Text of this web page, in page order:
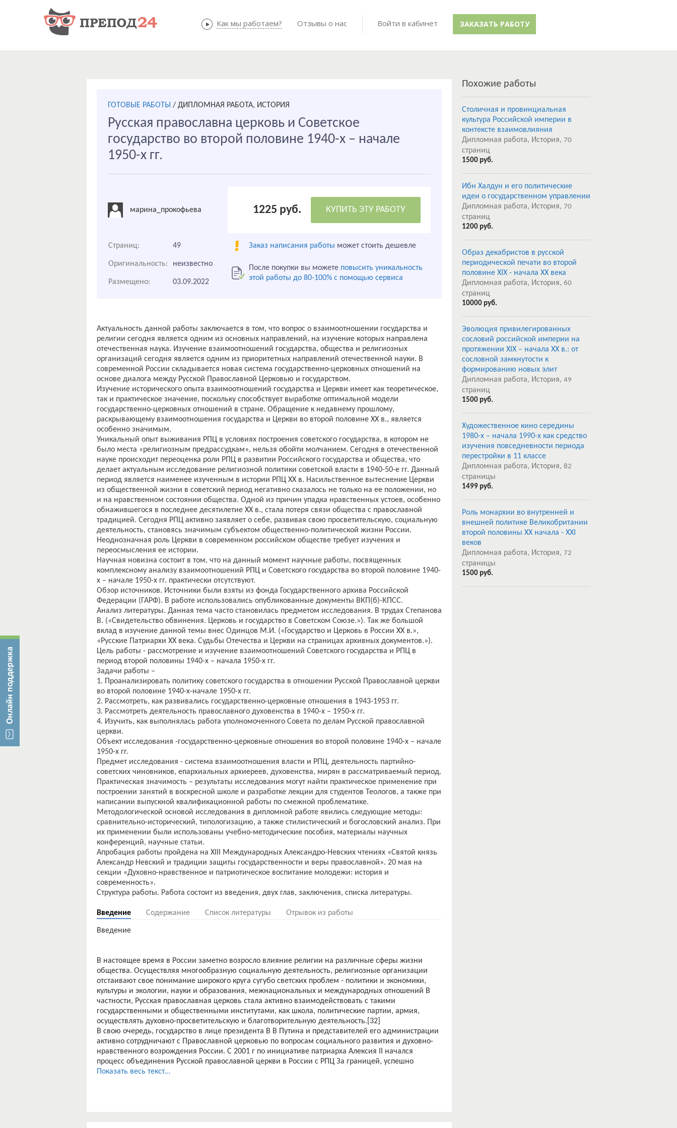
Как мы работаем? Готовые работы
Как мы работаем? Отзывы о нас Войти в кабинет ЗАКАЗАТЬ РАБОТУ
ГОТОВЫЕ РАБОТЫ / ДИПЛОМНАЯ РАБОТА, ИСТОРИЯ
Русская православна церковь и Советское
государство во второй половине 1940-х – начале
1950-х гг.
марина_прокофьева 1225 руб. КУПИТЬ ЭТУ РАБОТУ
Страниц: 49 Заказ написания работы может стоить дешевле
Оригинальность: неизвестно После покупки вы можете повысить уникальность
этой работы до 80-100% с помощью сервиса
Размещено: 03.09.2022
Актуальность данной работы заключается в том, что вопрос о взаимоотношении государства и
религии сегодня является одним из основных направлений, на изучение которых направлена
отечественная наука. Изучение взаимоотношений государства, общества и религиозных
организаций сегодня является одним из приоритетных направлений отечественной науки. В
современной России складывается новая система государственно-церковных отношений на
основе диалога между Русской Православной Церковью и государством.
Изучение исторического опыта взаимоотношений государства и Церкви имеет как теоретическое,
так и практическое значение, поскольку способствует выработке оптимальной модели
государственно-церковных отношений в стране. Обращение к недавнему прошлому,
раскрывающему взаимоотношения государства и Церкви во второй половине XX в., является
особенно значимым.
Уникальный опыт выживания РПЦ в условиях построения советского государства, в котором не
было места «религиозным предрассудкам», нельзя обойти молчанием. Сегодня в отечественной
науке происходит переоценка роли РПЦ в развитии Российского государства и общества, что
делает актуальным исследование религиозной политики советской власти в 1940-50-е гг. Данный
период является наименее изученным в истории РПЦ XX в. Насильственное вытеснение Церкви
из общественной жизни в советский период негативно сказалось не только на ее положении, но
и на нравственном состоянии общества. Одной из причин упадка нравственных устоев, особенно
обнажившегося в последнее десятилетие XX в., стала потеря связи общества с православной
традицией. Сегодня РПЦ активно заявляет о себе, развивая свою просветительскую, социальную
деятельность, становясь значимым субъектом общественно-политической жизни России.
Неоднозначная роль Церкви в современном российском обществе требует изучения и
переосмысления ее истории.
Научная новизна состоит в том, что на данный момент научные работы, посвященных
комплексному анализу взаимоотношений РПЦ и Советского государства во второй половине 1940-
х – начале 1950-х гг. практически отсутствуют.
Обзор источников. Источники были взяты из фонда Государственного архива Российской
Федерации (ГАРФ). В работе использовались опубликованные документы ВКП(б)-КПСС.
Анализ литературы. Данная тема часто становилась предметом исследования. В трудах Степанова
В. («Свидетельство обвинения. Церковь и государство в Советском Союзе.»). Так же большой
вклад в изучение данной темы внес Одинцов М.И. («Государство и Церковь в России XX в.»,
«Русские Патриархи XX века. Судьбы Отечества и Церкви на страницах архивных документов.»).
Цель работы - рассмотрение и изучение взаимоотношений Советского государства и РПЦ в
период второй половины 1940-х – начала 1950-х гг.
Задачи работы –
1. Проанализировать политику советского государства в отношении Русской Православной церкви
во второй половине 1940-х-начале 1950-х гг.
2. Рассмотреть, как развивались государственно-церковные отношения в 1943-1953 гг.
3. Рассмотреть деятельность православного духовенства в 1940-х – 1950-х гг.
4. Изучить, как выполнялась работа уполномоченного Совета по делам Русской православной
церкви.
Объект исследования -государственно-церковные отношения во второй половине 1940-х – начале
1950-х гг.
Предмет исследования - система взаимоотношения власти и РПЦ, деятельность партийно-
советских чиновников, епархиальных архиереев, духовенства, мирян в рассматриваемый период.
Практическая значимость – результаты исследования могут найти практическое применение при
построении занятий в воскресной школе и разработке лекции для студентов Теологов, а также при
написании выпускной квалификационной работы по смежной проблематике.
Методологической основой исследования в дипломной работе явились следующие методы:
сравнительно-исторический, типологизацию, а также стилистический и богословский анализ. При
их применении были использованы учебно-методические пособия, материалы научных
конференций, научные статьи.
Апробация работы пройдена на XIII Международных Александро-Невских чтениях «Святой князь
Александр Невский и традиции защиты государственности и веры православной». 20 мая на
секции «Духовно-нравственное и патриотическое воспитание молодежи: история и
современность».
Введение Содержание Список литературы Отрывок из работы
Введение
В настоящее время в России заметно возросло влияние религии на различные сферы жизни
общества. Осуществляя многообразную социальную деятельность, религиозные организации
отстаивают свое понимание широкого круга сугубо светских проблем - политики и экономики,
культуры и экологии, науки и образования, межнациональных и международных отношений В
частности, Русская православная церковь стала активно взаимодействовать с такими
государственными и общественными институтами, как школа, политические партии, армия,
осуществлять духовно-просветительскую и благотворительную деятельность.[32]
В свою очередь, государство в лице президента В В Путина и представителей его администрации
активно сотрудничают с Православной церковью по вопросам социального развития и духовно-
нравственного возрождения России. С 2001 г по инициативе патриарха Алексия II начался
процесс объединения Русской православной церкви в России с РПЦ За границей, успешно
завершенный при поддержке президента России .Вклад Церкви и лично патриарха в создание
Показать весь текст...
Похожие работы
Столичная и провинциальная
культура Российской империи в
контексте взаимовлияния
Дипломная работа, История, 70
страниц
1500 руб.
Ибн Халдун и его политические
идеи о государственном управлении
Дипломная работа, История, 70
страниц
1200 руб.
Образ декабристов в русской
периодической печати во второй
половине XIX - начала XX века
Дипломная работа, История, 60
страниц
10000 руб.
Эволюция привилегированных
сословий российской империи на
протяжении XIX – начала ХХ в.: от
сословной замкнутости к
формированию новых элит
Дипломная работа, История, 49
страниц
1500 руб.
Художественное кино середины
1980-х – начала 1990-х как средство
изучения повседневности периода
перестройки в 11 классе
Дипломная работа, История, 82
страницы
1499 руб.
Роль монархии во внутренней и
внешней политике Великобритании
второй половины ХХ начала - XXI
веков
Дипломная работа, История, 72
страницы
1500 руб.